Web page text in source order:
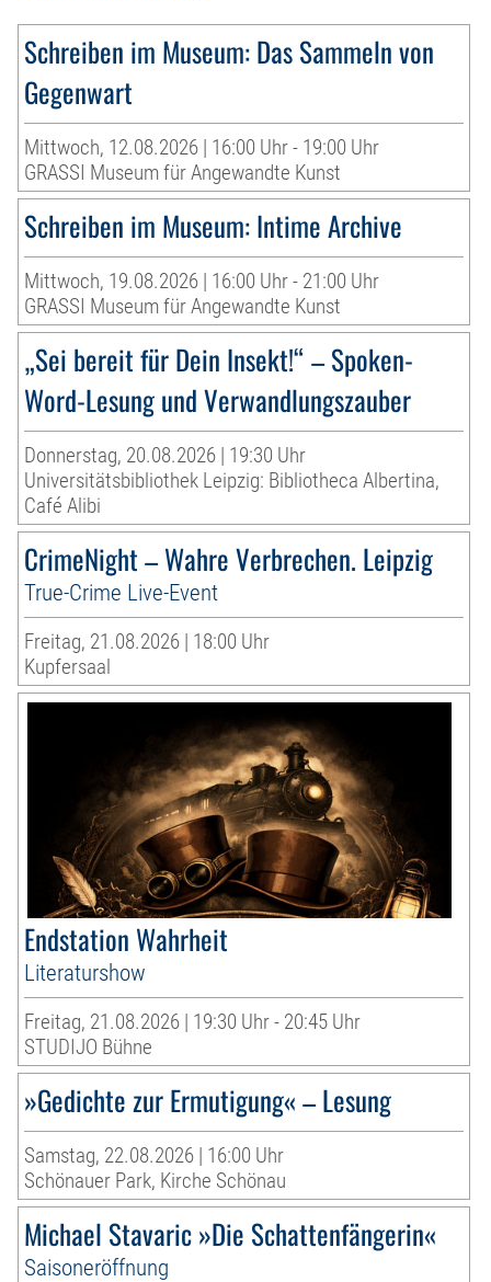
Schreiben im Museum: Das Sammeln von
Gegenwart
Mittwoch, 12.08.2026 | 16:00 Uhr - 19:00 Uhr
GRASSI Museum für Angewandte Kunst
Schreiben im Museum: Intime Archive
Mittwoch, 19.08.2026 | 16:00 Uhr - 21:00 Uhr
GRASSI Museum für Angewandte Kunst
„Sei bereit für Dein Insekt!“ – Spoken-
Word-Lesung und Verwandlungszauber
Donnerstag, 20.08.2026 | 19:30 Uhr
Universitätsbibliothek Leipzig: Bibliotheca Albertina,
Café Alibi
CrimeNight – Wahre Verbrechen. Leipzig
True-Crime Live-Event
Freitag, 21.08.2026 | 18:00 Uhr
Kupfersaal
Endstation Wahrheit
Literaturshow
Freitag, 21.08.2026 | 19:30 Uhr - 20:45 Uhr
STUDIJO Bühne
»Gedichte zur Ermutigung« – Lesung
Samstag, 22.08.2026 | 16:00 Uhr
Schönauer Park, Kirche Schönau
Michael Stavaric »Die Schattenfängerin«
Saisoneröffnung